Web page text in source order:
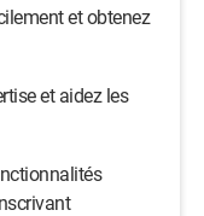
et obtenez
et aidez les